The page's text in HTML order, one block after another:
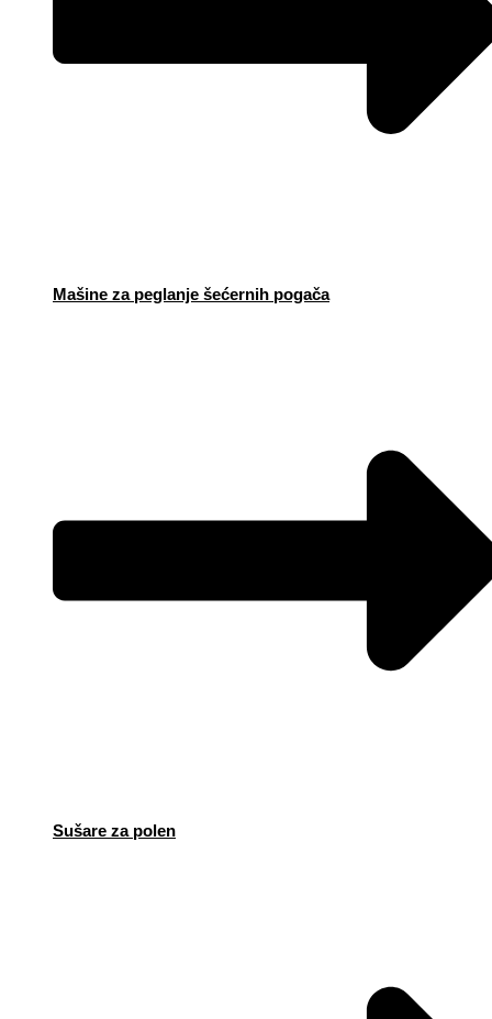
Mašine za peglanje šećernih pogača
Sušare za polen